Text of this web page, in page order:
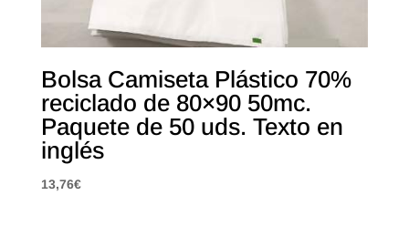
Bolsa Camiseta Plástico 70%
reciclado de 80×90 50mc.
Paquete de 50 uds. Texto en
inglés
13,76€